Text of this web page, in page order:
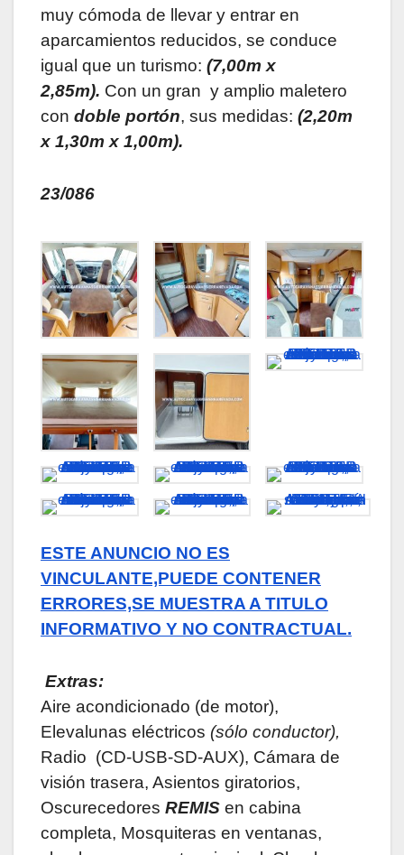
muy cómoda de llevar y entrar en
aparcamientos reducidos, se conduce
igual que un turismo: (7,00m x
2,85m). Con un gran y amplio maletero
con doble portón, sus medidas: (2,20m
x 1,30m x 1,00m).
23/086
ESTE ANUNCIO NO ES
VINCULANTE,PUEDE CONTENER
ERRORES,SE MUESTRA A TITULO
INFORMATIVO Y NO CONTRACTUAL.
Extras:
Aire acondicionado (de motor),
Elevalunas eléctricos (sólo conductor),
Radio (CD-USB-SD-AUX), Cámara de
visión trasera, Asientos giratorios,
Oscurecedores REMIS en cabina
completa, Mosquiteras en ventanas,